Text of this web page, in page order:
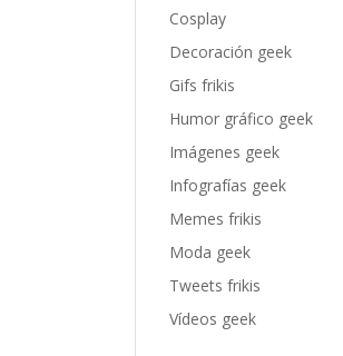
Cosplay
Decoración geek
Gifs frikis
Humor gráfico geek
Imágenes geek
Infografías geek
Memes frikis
Moda geek
Tweets frikis
Vídeos geek